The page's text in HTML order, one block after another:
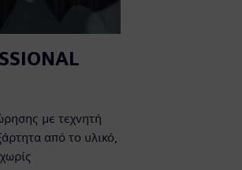
με τεχνητή
από το υλικό,